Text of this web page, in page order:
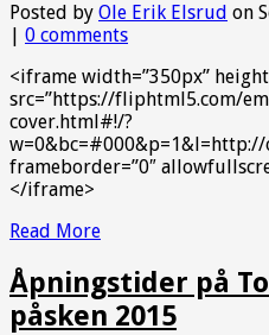
Posted by Ole Erik Elsrud on
0 comments
<iframe width=”350px”
src=”https://fliphtml5.com/
cover.html#!/?
frameborder=”0″
</iframe>
Read More
Åpningstider på
påsken 2015